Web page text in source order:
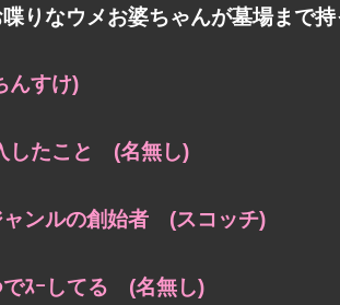
りなウメお婆ちゃんが墓場まで
すけ)
したこと (名無し)
ャンルの創始者 (スコッチ)
でｽｰしてる (名無し)